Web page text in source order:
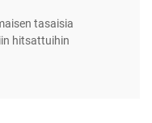
tasaisia
hitsattuihin